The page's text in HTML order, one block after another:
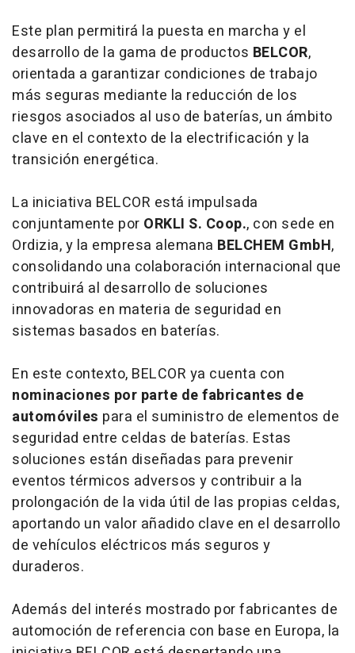
Este plan permitirá la puesta en marcha y el
desarrollo de la gama de productos BELCOR,
orientada a garantizar condiciones de trabajo
más seguras mediante la reducción de los
riesgos asociados al uso de baterías, un ámbito
clave en el contexto de la electrificación y la
transición energética.
La iniciativa BELCOR está impulsada
conjuntamente por ORKLI S. Coop., con sede en
Ordizia, y la empresa alemana BELCHEM GmbH,
consolidando una colaboración internacional que
contribuirá al desarrollo de soluciones
innovadoras en materia de seguridad en
sistemas basados en baterías.
En este contexto, BELCOR ya cuenta con
nominaciones por parte de fabricantes de
automóviles para el suministro de elementos de
seguridad entre celdas de baterías. Estas
soluciones están diseñadas para prevenir
eventos térmicos adversos y contribuir a la
prolongación de la vida útil de las propias celdas,
aportando un valor añadido clave en el desarrollo
de vehículos eléctricos más seguros y
duraderos.
Además del interés mostrado por fabricantes de
automoción de referencia con base en Europa, la